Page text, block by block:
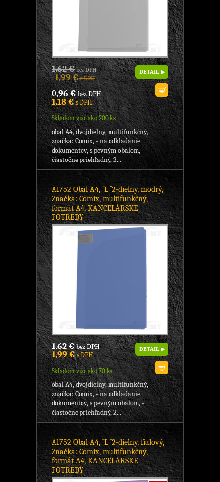
1,62 €bez DPH
1,99 €s DPH
0,96 €bez DPH
1,18 €s DPH
Skladom viac ako 200 ks
DETAIL
obal A4, dvojdielny, multifunkčný,
značka: Comix, - na odkladanie
dokumentov, s pevným obalom, -
čiastočne priehľadný, 2...
A1752 Obal A4, ´´L ´´2-dielny, modrý,
Značka: Comix, multifunkčný,
formát A4, KANCELÁRSKE
POTREBY
1,62 €bez DPH
1,99 €s DPH
Skladom viac ako 70 ks
DETAIL
obal A4, dvojdielny, multifunkčný,
značka: Comix, - na odkladanie
dokumentov, s pevným obalom, -
čiastočne priehľadný, 2...
A1752 Obal A4, ´´L ´´2-dielny, fialový,
Značka: Comix, multifunkčný,
formát A4, KANCELÁRSKE
POTREBY